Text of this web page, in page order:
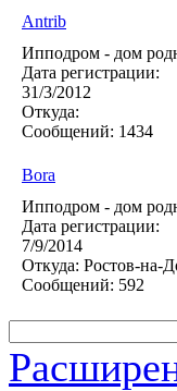
Antrib
Ипподром - дом
Дата регистрации:
31/3/2012
Откуда:
Сообщений: 1434
Bora
Ипподром - дом
Дата регистрации:
7/9/2014
Откуда: Ростов-на-
Сообщений: 592